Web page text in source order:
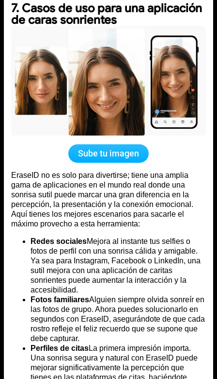
7. Casos de uso para una aplicación
de caras sonrientes
Sube tu imagen
EraseID no es solo para divertirse; tiene una amplia
gama de aplicaciones en el mundo real donde una
sonrisa sutil puede marcar una gran diferencia en la
percepción, la presentación y la conexión emocional.
Aquí tienes los mejores escenarios para sacarle el
máximo provecho a esta herramienta:
Redes socialesMejora al instante tus selfies o
fotos de perfil con una sonrisa cálida y amigable.
Ya sea para Instagram, Facebook o LinkedIn, una
sutil mejora con una aplicación de caritas
sonrientes puede aumentar la interacción y la
accesibilidad.
Fotos familiaresAlguien siempre olvida sonreír en
las fotos de grupo. Ahora puedes solucionarlo en
segundos con EraseID, asegurándote de que cada
rostro refleje el feliz recuerdo que se supone que
debe capturar.
Perfiles de citasLa primera impresión importa.
Una sonrisa segura y natural con EraseID puede
mejorar significativamente la percepción que
tienes en las plataformas de citas, haciéndote